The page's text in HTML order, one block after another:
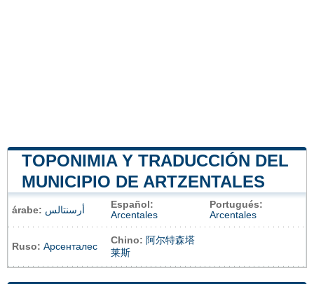
TOPONIMIA Y TRADUCCIÓN DEL
MUNICIPIO DE ARTZENTALES
árabe: أرسنتالس
Español:
Arcentales
Portugués:
Arcentales
Ruso: Арсенталес
Chino: 阿尔特森塔
莱斯